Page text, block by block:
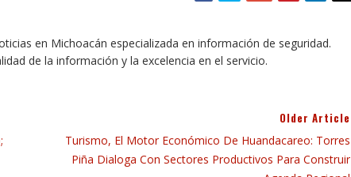
en Michoacán especializada en información de seguridad.
de la información y la excelencia en el servicio.
Older Article
Turismo, El Motor Económico De Huandacareo: Torres
Piña Dialoga Con Sectores Productivos Para Construir